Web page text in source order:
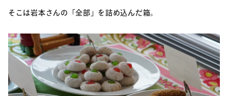
そこは岩本さんの「全部」を詰め込んだ箱。